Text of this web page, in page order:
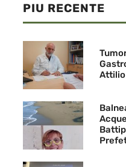
PIU RECENTE
Attilio